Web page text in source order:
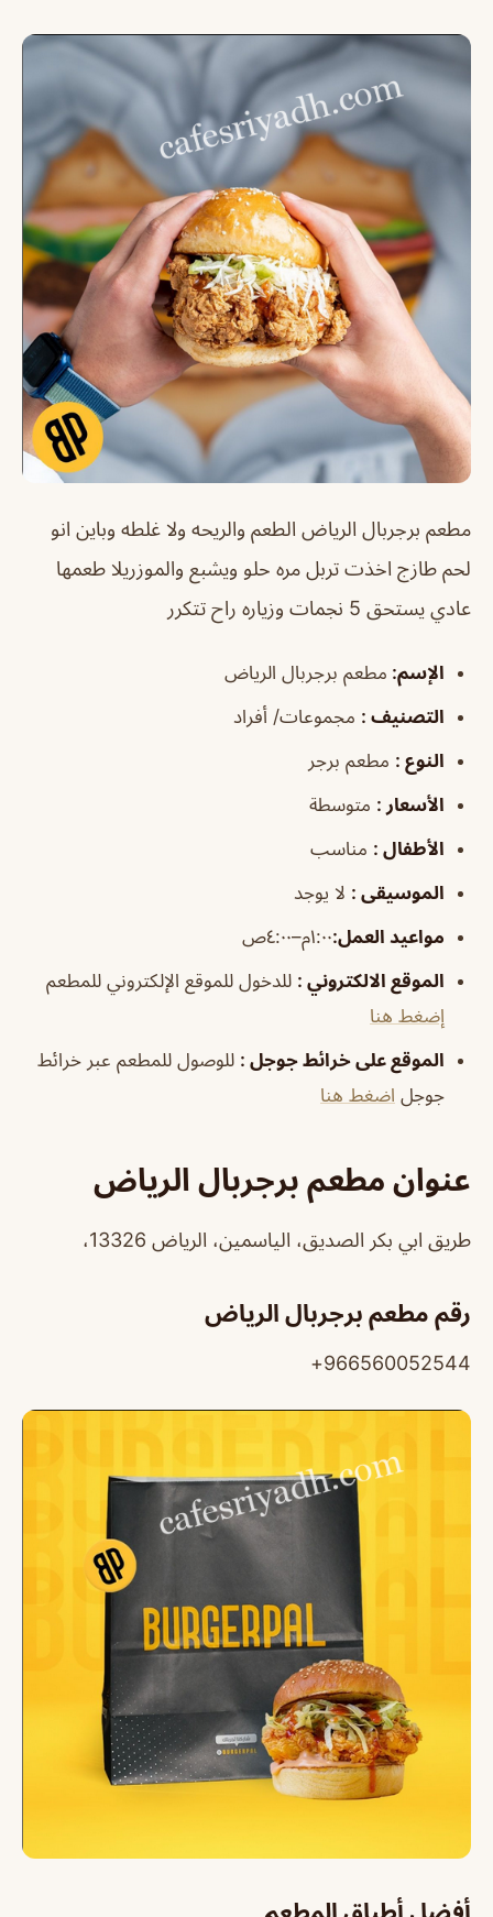
مطعم برجربال الرياض الطعم والريحه ولا غلطه وباين انو
لحم طازج اخذت تربل مره حلو ويشبع والموزريلا طعمها
عادي يستحق 5 نجمات وزياره راح تتكرر
الإسم: مطعم برجربال الرياض
التصنيف : مجموعات/ أفراد
النوع : مطعم برجر
الأسعار : متوسطة
الأطفال : مناسب
الموسيقى : لا يوجد
مواعيد العمل:١:٠٠م–٤:٠٠ص
الموقع الالكتروني : للدخول للموقع الإلكتروني للمطعم
إضغط هنا
الموقع على خرائط جوجل : للوصول للمطعم عبر خرائط
جوجل اضغط هنا
عنوان مطعم برجربال الرياض
طريق ابي بكر الصديق، الياسمين، الرياض 13326،
رقم مطعم برجربال الرياض
966560052544+